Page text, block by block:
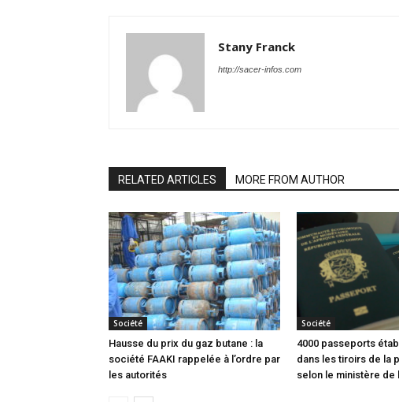
Stany Franck
http://sacer-infos.com
RELATED ARTICLES MORE FROM AUTHOR
Société
Hausse du prix du gaz butane : la
société FAAKI rappelée à l’ordre par
les autorités
Société
4000 passeports
dans les tiroirs de la
selon le ministère de